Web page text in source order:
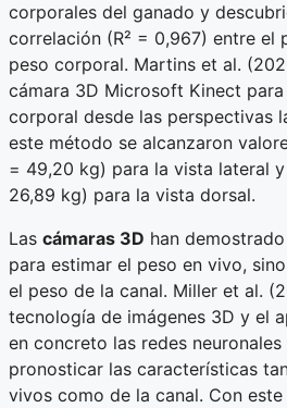
corporales del ganado y
correlación (R² = 0,967) entre el
peso corporal. Martins et al.
cámara 3D Microsoft Kinect
corporal desde las perspectivas
este método se alcanzaron
= 49,20 kg) para la vista lateral y
26,89 kg) para la vista dorsal.
Las cámaras 3D han
para estimar el peso en vivo,
el peso de la canal. Miller et al.
tecnología de imágenes 3D y el
en concreto las redes
pronosticar las características
vivos como de la canal. Con